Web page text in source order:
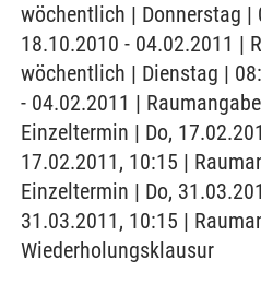
wöchentlich | Donnerstag |
18.10.2010 - 04.02.2011 |
wöchentlich | Dienstag |
- 04.02.2011 |
Einzeltermin | Do,
17.02.2011, 10:15 |
Einzeltermin | Do,
31.03.2011, 10:15 |
Wiederholungsklausur